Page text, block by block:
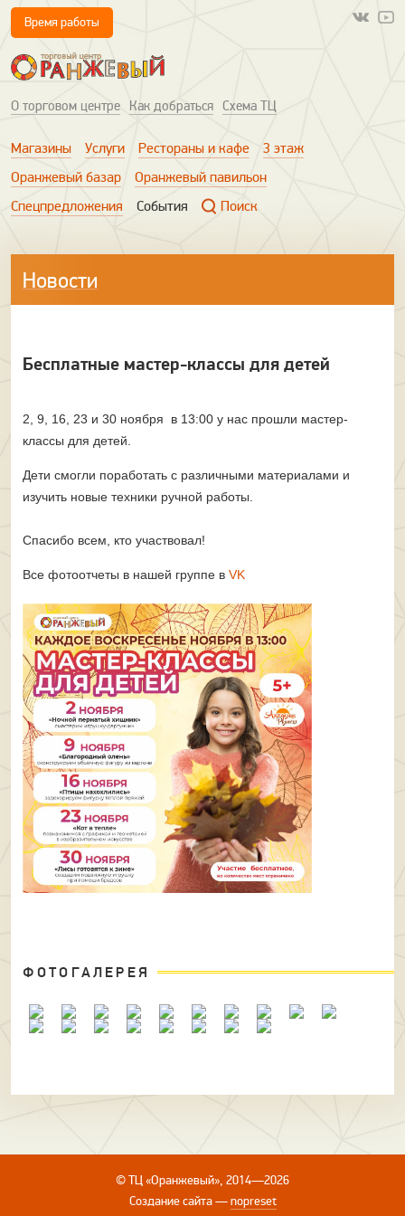
О торговом центре Как добраться Схема ТЦ
Время работы
Магазины Услуги Рестораны и кафе
3 этаж
Оранжевый базар
Оранжевый павильон
Спецпредложения
События Поиск
Новости
Бесплатные мастер-классы для детей
2, 9, 16, 23 и 30 ноября в 13:00 у нас прошли мастер-
классы для детей.
Дети смогли поработать с различными материалами и
изучить новые техники ручной работы.
Спасибо всем, кто участвовал!
Все фотоотчеты в нашей группе в VK
ФОТОГАЛЕРЕЯ
© ТЦ «Оранжевый», 2014—2026
Создание сайта—nopreset